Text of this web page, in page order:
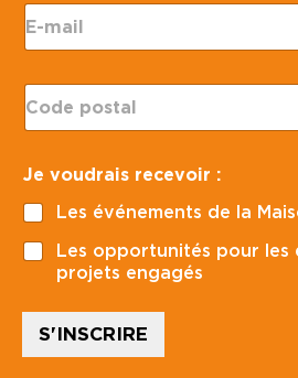
E
-
m
l
*
C
o
d
p
o
s
t
a
o
d
e
p
o
Je voudrais recevoir :
Les événements de la
Les opportunités pour les
projets engagés
S'INSCRIRE